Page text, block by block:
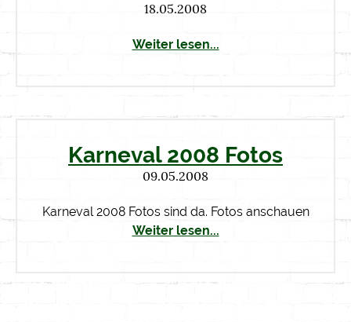
18.05.2008
Weiter lesen...
Karneval 2008 Fotos
09.05.2008
Karneval 2008 Fotos sind da. Fotos anschauen
Weiter lesen...